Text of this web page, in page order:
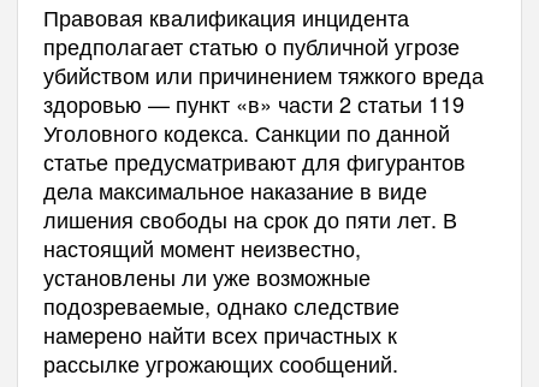
Правовая квалификация инцидента
предполагает статью о публичной угрозе
убийством или причинением тяжкого вреда
здоровью — пункт «в» части 2 статьи 119
Уголовного кодекса. Санкции по данной
статье предусматривают для фигурантов
дела максимальное наказание в виде
лишения свободы на срок до пяти лет. В
настоящий момент неизвестно,
установлены ли уже возможные
подозреваемые, однако следствие
намерено найти всех причастных к
рассылке угрожающих сообщений.